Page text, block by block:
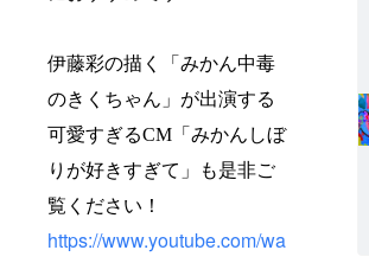
伊藤彩の描く「みかん中毒
のきくちゃん」が出演する
可愛すぎるCM 「みかんしぼ
りが好きすぎて」も是非ご
覧ください！
https://www.youtube.com/wa